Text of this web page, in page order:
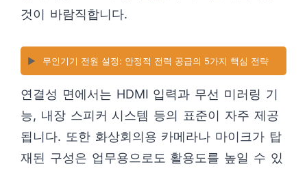
것이 바람직합니다.
▶️ 무인기기 전원 설정: 안정적 전력 공급의 5가지 핵심 전략
연결성 면에서는 HDMI 입력과 무선 미러링 기
능, 내장 스피커 시스템 등의 표준이 자주 제공
됩니다. 또한 화상회의용 카메라나 마이크가 탑
재된 구성은 업무용으로도 활용도를 높일 수 있